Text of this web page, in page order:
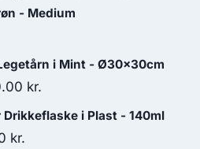
kr..
pris
36.25 kr..
- Medium
kr..
i Mint - Ø30x30cm
kr.
aktuelle
Drikkeflaske i Plast - 140ml
kr.